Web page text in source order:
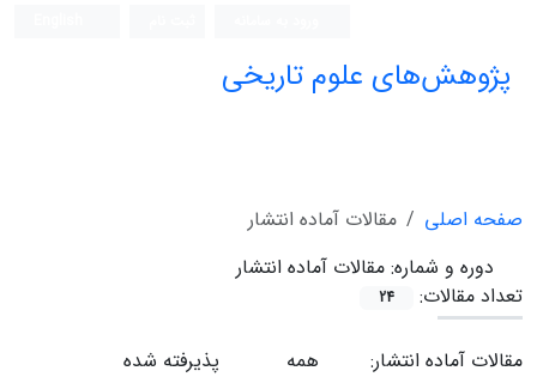
پژوهش‌های علوم تاریخی
صفحه اصلی
مقالات آماده انتشار
دوره و شماره: مقالات آماده انتشار
تعداد مقالات:
24
مقالات آماده انتشار: همه
پذیرفته شده